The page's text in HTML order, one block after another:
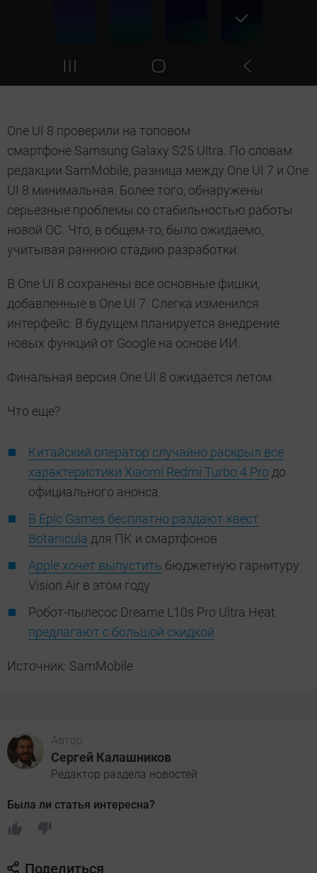
One UI 8 проверили на топовом
смартфоне Samsung Galaxy S25 Ultra. По словам
редакции SamMobile, разница между One UI 7 и One
UI 8 минимальная. Более того, обнаружены
серьезные проблемы со стабильностью работы
новой ОС. Что, в общем-то, было ожидаемо,
учитывая раннюю стадию разработки.
В One UI 8 сохранены все основные фишки,
добавленные в One UI 7. Слегка изменился
интерфейс. В будущем планируется внедрение
новых функций от Google на основе ИИ.
Финальная версия One UI 8 ожидается летом.
Что еще?
Китайский оператор случайно раскрыл все
характеристики Xiaomi Redmi Turbo 4 Pro до
официального анонса
В Epic Games бесплатно раздают квест
Botanicula для ПК и смартфонов
Apple хочет выпустить бюджетную гарнитуру
Vision Air в этом году
Робот-пылесос Dreame L10s Pro Ultra Heat
предлагают с большой скидкой
Источник: SamMobile
Автор
Сергей Калашников
Редактор раздела новостей
Была ли статья интересна?
Поделиться